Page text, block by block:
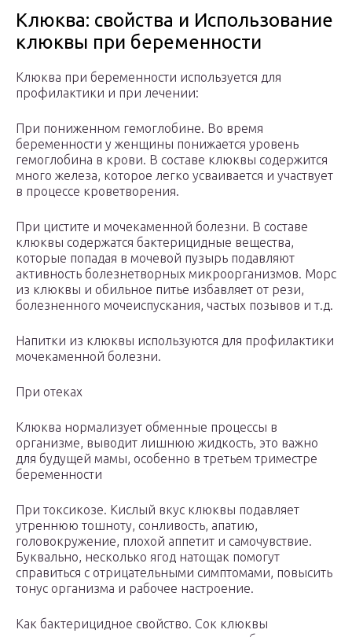
Клюква: свойства и Использование
клюквы при беременности
Клюква при беременности используется для
профилактики и при лечении:
При пониженном гемоглобине. Во время
беременности у женщины понижается уровень
гемоглобина в крови. В составе клюквы содержится
много железа, которое легко усваивается и участвует
в процессе кроветворения.
При цистите и мочекаменной болезни. В составе
клюквы содержатся бактерицидные вещества,
которые попадая в мочевой пузырь подавляют
активность болезнетворных микроорганизмов. Морс
из клюквы и обильное питье избавляет от рези,
болезненного мочеиспускания, частых позывов и т.д.
Напитки из клюквы используются для профилактики
мочекаменной болезни.
При отеках
Клюква нормализует обменные процессы в
организме, выводит лишнюю жидкость, это важно
для будущей мамы, особенно в третьем триместре
беременности
При токсикозе. Кислый вкус клюквы подавляет
утреннюю тошноту, сонливость, апатию,
головокружение, плохой аппетит и самочувствие.
Буквально, несколько ягод натощак помогут
справиться с отрицательными симптомами, повысить
тонус организма и рабочее настроение.
Как бактерицидное свойство. Сок клюквы